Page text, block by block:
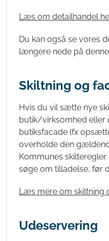
Læs om detailhandel
Du kan også se vores
længere nede på
Skiltning og
Hvis du vil sætte nye
butik/virksomhed eller
butiksfacade (fx
overholde den
Kommunes
søge om tilladelse, før
Læs mere om skiltning
Udeservering